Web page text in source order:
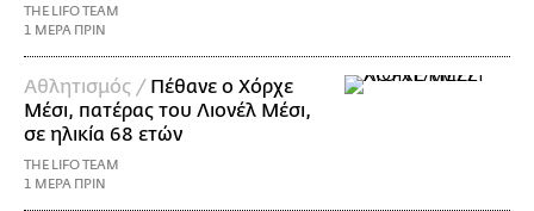
THE LIFO TEAM
1 ΜΕΡΑ ΠΡΙΝ
Αθλητισμός / Πέθανε ο Χόρχε
Μέσι, πατέρας του Λιονέλ Μέσι,
σε ηλικία 68 ετών
THE LIFO TEAM
1 ΜΕΡΑ ΠΡΙΝ